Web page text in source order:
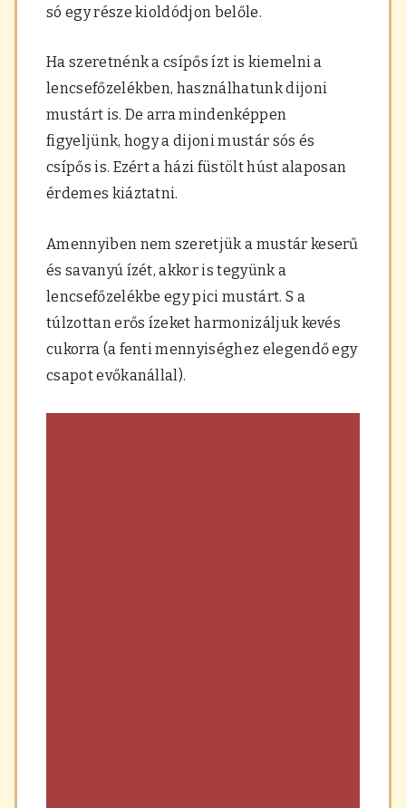
só egy része kioldódjon belőle.
Ha szeretnénk a csípős ízt is kiemelni a
lencsefőzelékben, használhatunk dijoni
mustárt is. De arra mindenképpen
figyeljünk, hogy a dijoni mustár sós és
csípős is. Ezért a házi füstölt húst alaposan
érdemes kiáztatni.
Amennyiben nem szeretjük a mustár keserű
és savanyú ízét, akkor is tegyünk a
lencsefőzelékbe egy pici mustárt. S a
túlzottan erős ízeket harmonizáljuk kevés
cukorra (a fenti mennyiséghez elegendő egy
csapot evőkanállal).